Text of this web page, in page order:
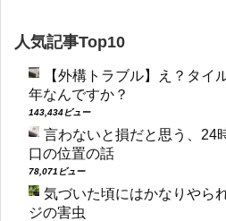
人気記事Top10
【外構トラブル】え？タイ
年なんですか？
143,434ビュー
言わないと損だと思う、24
口の位置の話
78,071ビュー
気づいた頃にはかなりやら
ジの害虫